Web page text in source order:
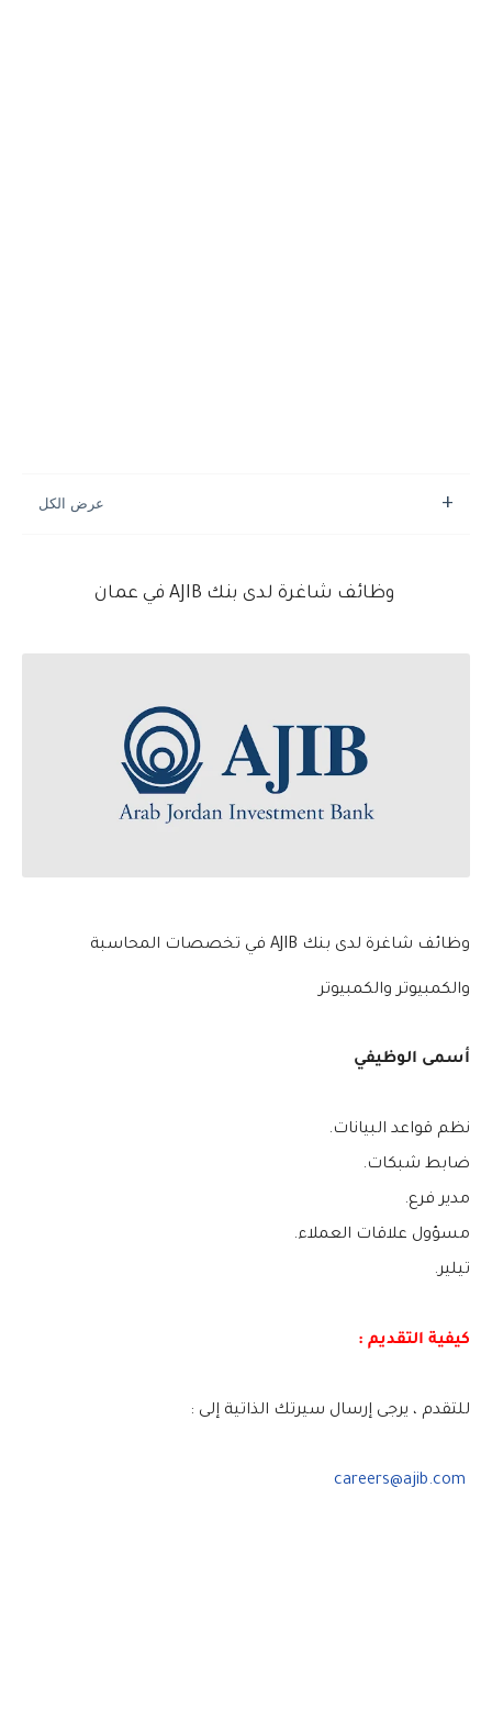
وظائف شاغرة لدى بنك AJIB في عمان
وظائف شاغرة لدى بنك AJIB في تخصصات المحاسبة
والكمبيوتر والكمبيوتر
أسمى الوظيفي
نظم قواعد البيانات.
ضابط شبكات.
مدير فرع.
مسؤول علاقات العملاء.
تيلير.
كيفية التقديم :
للتقدم ، يرجى إرسال سيرتك الذاتية إلى :
careers@ajib.com